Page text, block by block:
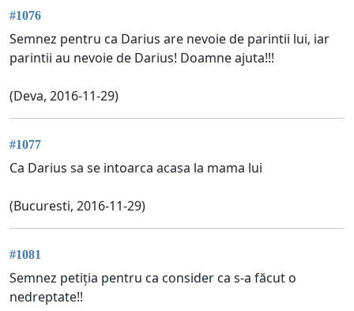
#1076
Semnez pentru ca Darius are nevoie de parintii lui, iar
parintii au nevoie de Darius! Doamne ajuta!!!
(Deva, 2016-11-29)
#1077
Ca Darius sa se intoarca acasa la mama lui
(Bucuresti, 2016-11-29)
#1081
Semnez petiția pentru ca consider ca s-a făcut o
nedreptate!!